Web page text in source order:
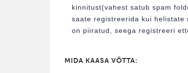
kinnitust(vahest satub spam
saate registreerida kui helistate
on piiratud, seega registreeri
MIDA KAASA VÕTTA: